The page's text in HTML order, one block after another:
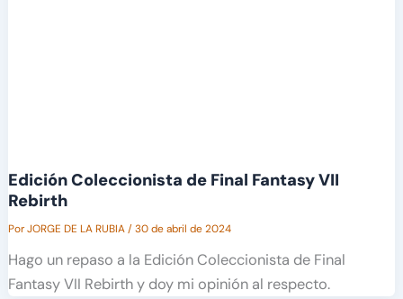
Edición Coleccionista de Final Fantasy VII
Rebirth
PorJORGE DE LA RUBIA/30 de abril de 2024
Hago un repaso a la Edición Coleccionista de Final
Fantasy VII Rebirth y doy mi opinión al respecto.